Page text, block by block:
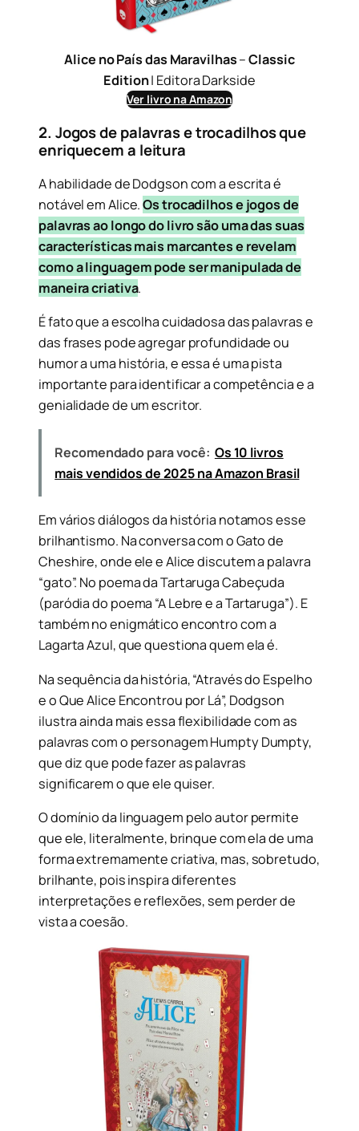
Alice no País das Maravilhas–Classic
Edition| Editora Darkside
Ver livro na Amazon
2. Jogos de palavras e trocadilhos que
enriquecem a leitura
A habilidade de Dodgson com a escrita é
notável em Alice.Os trocadilhos e jogos de
palavras ao longo do livro são uma das suas
características mais marcantes e revelam
como a linguagem pode ser manipulada de
maneira criativa.
É fato que a escolha cuidadosa das palavras e
das frases pode agregar profundidade ou
humor a uma história, e essa é uma pista
importante para identificar a competência e a
genialidade de um escritor.
Recomendado para você: Os 10 livros
mais vendidos de 2025 na Amazon Brasil
Em vários diálogos da história notamos esse
brilhantismo. Na conversa com o Gato de
Cheshire, onde ele e Alice discutem a palavra
“gato”. No poema da Tartaruga Cabeçuda
(paródia do poema “A Lebre e a Tartaruga”). E
também no enigmático encontro com a
Lagarta Azul, que questiona quem ela é.
Na sequência da história, “Através do Espelho
e o Que Alice Encontrou por Lá”, Dodgson
ilustra ainda mais essa flexibilidade com as
palavras com o personagem Humpty Dumpty,
que diz que pode fazer as palavras
significarem o que ele quiser.
O domínio da linguagem pelo autor permite
que ele, literalmente, brinque com ela de uma
forma extremamente criativa, mas, sobretudo,
brilhante, pois inspira diferentes
interpretações e reflexões, sem perder de
vista a coesão.